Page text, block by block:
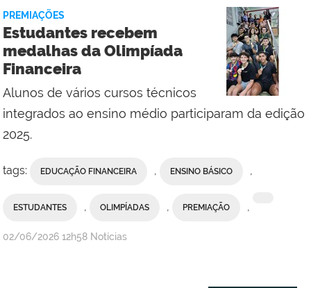
PREMIAÇÕES
Estudantes recebem
medalhas da Olimpíada
Financeira
Alunos de vários cursos técnicos
integrados ao ensino médio participaram da edição
2025.
tags: EDUCAÇÃO FINANCEIRA , ENSINO BÁSICO ,
ESTUDANTES , OLIMPÍADAS , PREMIAÇÃO ,
por
publicado
02/06/2026 12h58 Notícias